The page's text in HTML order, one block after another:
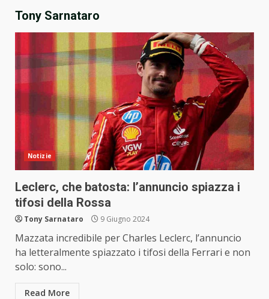
Tony Sarnataro
Notizie
Leclerc, che batosta: l’annuncio spiazza i
tifosi della Rossa
Tony Sarnataro 9 Giugno 2024
Mazzata incredibile per Charles Leclerc, l’annuncio
ha letteralmente spiazzato i tifosi della Ferrari e non
solo: sono...
Read More